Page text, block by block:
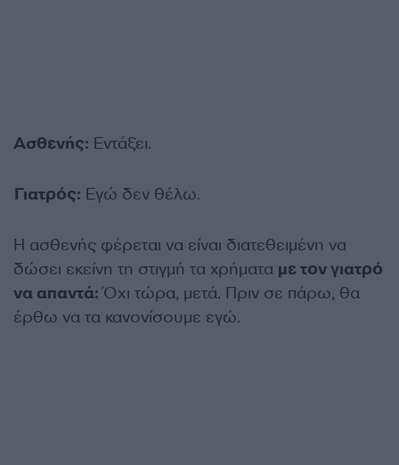
Ασθενής: Εντάξει.
Γιατρός: Εγώ δεν θέλω.
Η ασθενής φέρεται να είναι διατεθειμένη να
δώσει εκείνη τη στιγμή τα χρήματα με τον γιατρό
να απαντά:Όχι τώρα, μετά. Πριν σε πάρω, θα
έρθω να τα κανονίσουμε εγώ.